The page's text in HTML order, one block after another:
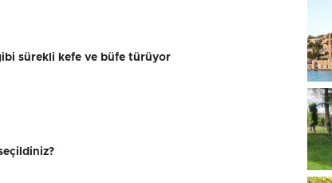
sürekli kefe ve büfe türüyor